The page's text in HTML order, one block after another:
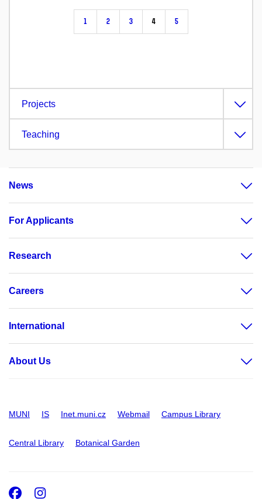
1 2 3 4 5
Projects
Teaching
News
For Applicants
Research
Careers
International
About Us
MUNI IS Inet.muni.cz Webmail Campus Library
Central Library Botanical Garden
Facebook
Instagram